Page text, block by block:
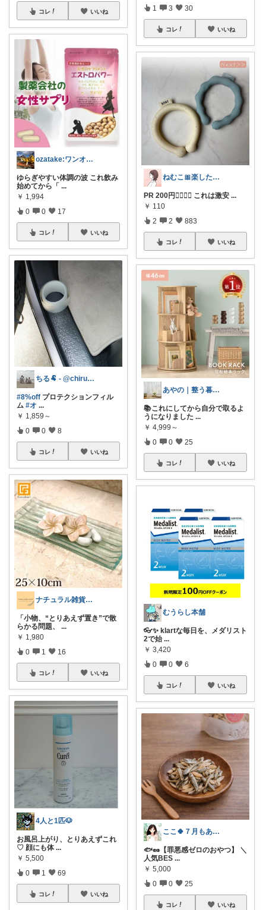
コレ いいね
ozatake:ワンオペママサポーター
ゆらぎやすい体調の波 これ飲み
始めてから「 ...
￥ 1,994
0 0 17
コレ いいね
ちる🐏 - @chiru.room -
#8%off プロテクションフィル
ム #オ ...
￥ 1,859～
0 0 8
コレ いいね
ナチュラル雑貨とカフェ空間 ☕️
「小物、“とりあえず置き”で散
らかる問題、
...
￥ 1,980
0 1 16
コレ いいね
4人と1匹🐶
お風呂上がり、とりあえずこれ
♡ 顔にも体 ...
￥ 5,500
0 1 69
コレ いいね
1 3 30
コレ いいね
ねむこ🎀楽したいママの購入品ほぼオリ写
PR 200円❤️‍🔥❤️‍🔥 これは激安 ...
￥ 110
2 2 883
コレ いいね
あやの｜整う暮らしROOM
📚これにしてから自分で取るよ
うになりました ...
￥ 4,999～
0 0 25
コレ いいね
むうらし本舗
👓✨ klartな毎日を、メダリスト
2で始 ...
￥ 3,420
0 0 6
コレ いいね
ここ🍀７月もありがとう🍀
🐟🥜【罪悪感ゼロのおやつ】 ＼
人気BES ...
￥ 5,000
0 0 25
コレ いいね